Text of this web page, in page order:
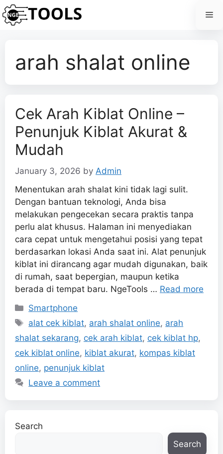
Skip
to
arah shalat online
Cek Arah Kiblat Online –
Penunjuk Kiblat Akurat &
Mudah
January 3, 2026 by Admin
Menentukan arah shalat kini tidak lagi sulit.
Dengan bantuan teknologi, Anda bisa
melakukan pengecekan secara praktis tanpa
perlu alat khusus. Halaman ini menyediakan
cara cepat untuk mengetahui posisi yang tepat
berdasarkan lokasi Anda saat ini. Alat penunjuk
kiblat ini dirancang agar mudah digunakan, baik
di rumah, saat bepergian, maupun ketika
berada di tempat baru. NgeTools … Read more
Categories
Smartphone
Tags
alat cek kiblat, arah shalat online, arah
shalat sekarang, cek arah kiblat, cek kiblat hp,
cek kiblat online, kiblat akurat, kompas kiblat
online, penunjuk kiblat
Leave a comment
Search
Search